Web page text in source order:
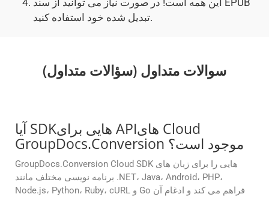
این همه است! در صورت نیاز می توانید از سند EPUB
تبدیل شده خود استفاده کنید.
سوالات متداول (سؤالات متداول)
آیا SDKهایی برای APIهای Cloud
GroupDocs.Conversion موجود است؟
GroupDocs.Conversion Cloud SDK هایی را برای زبان های
برنامه نویسی مختلف مانند .NET، Java، Android، PHP،
Node.js، Python، Ruby، cURL و Go فراهم می کند و ادغام آن